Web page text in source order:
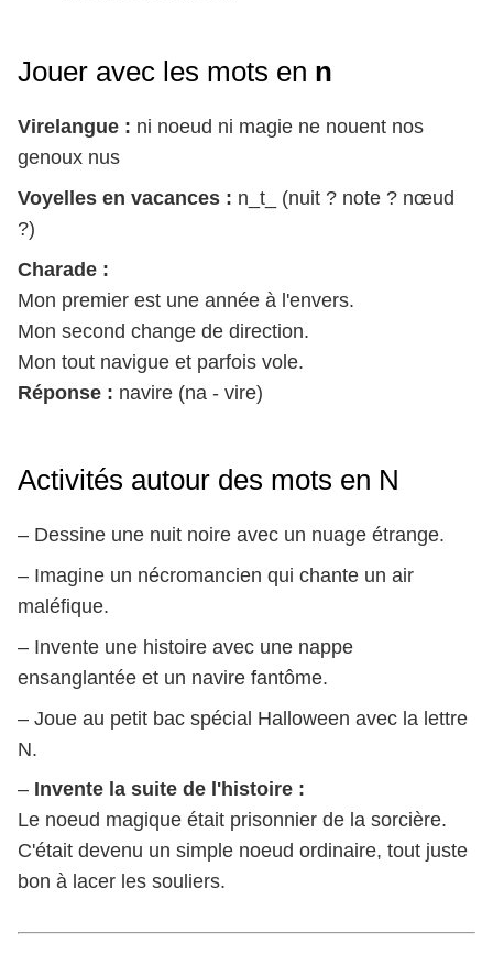
Jouer avec les mots en n
Virelangue : ni noeud ni magie ne nouent nos
genoux nus
Voyelles en vacances : n_t_ (nuit ? note ? nœud
?)
Charade :
Mon premier est une année à l'envers.
Mon second change de direction.
Mon tout navigue et parfois vole.
Réponse : navire (na - vire)
Activités autour des mots en N
– Dessine une nuit noire avec un nuage étrange.
– Imagine un nécromancien qui chante un air
maléfique.
– Invente une histoire avec une nappe
ensanglantée et un navire fantôme.
– Joue au petit bac spécial Halloween avec la lettre
N.
– Invente la suite de l'histoire :
Le noeud magique était prisonnier de la sorcière.
C'était devenu un simple noeud ordinaire, tout juste
bon à lacer les souliers.